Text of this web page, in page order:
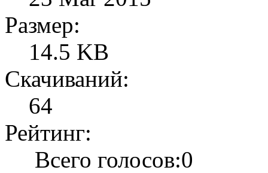
Размер:
14.5 KB
Скачиваний:
64
Рейтинг:
Всего голосов:0